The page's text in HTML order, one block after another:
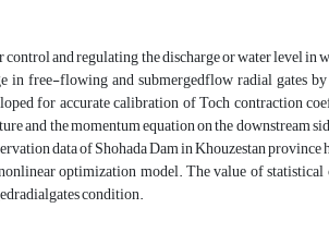
and regulating the discharge or water level
in free-flowing and submergedflow radial gates
for accurate calibration of Toch contraction
and the momentum equation on the downstream
data of Shohada Dam in Khouzestan
optimization model. The value of
condition.